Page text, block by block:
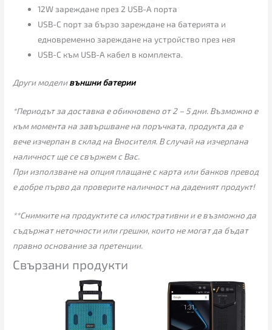
12W зареждане през 2 USB-A порта
USB-C порт за бързо зареждане на батерията и
едновременно зареждане на устройство през нея
USB-C към USB-A кабел в комплекта.
Други моделивъншни батерии
*Периодът за доставка е обикновено от 2 – 5 дни. Възможно е
към момента на завършване на поръчката, продукта да е
вече изчерпан в склад на Вносителя. В случай на изчерпана
наличност ще се свържем с Вас.
При използване на опция плащане с карта или банков превод
е добре първо да проверите наличност на даденият продукт!
**Снимките на продуктите са илюстративни и е възможно да
съдържат неточности или грешки, които не могат да бъдат
правно основание за претенции.
Свързани продукти